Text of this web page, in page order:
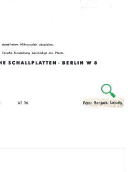
🔍